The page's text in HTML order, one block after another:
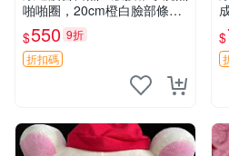
啪啪圈，20cm橙白臉部條紋
清晰，毛絨超萌贈品推薦。
小浣熊 波普 圈環
$550 9折
折扣碼
$